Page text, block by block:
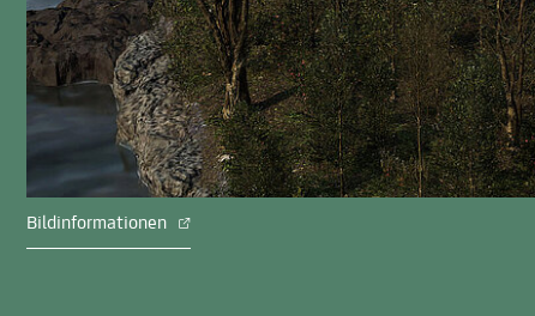
Bildinformationen